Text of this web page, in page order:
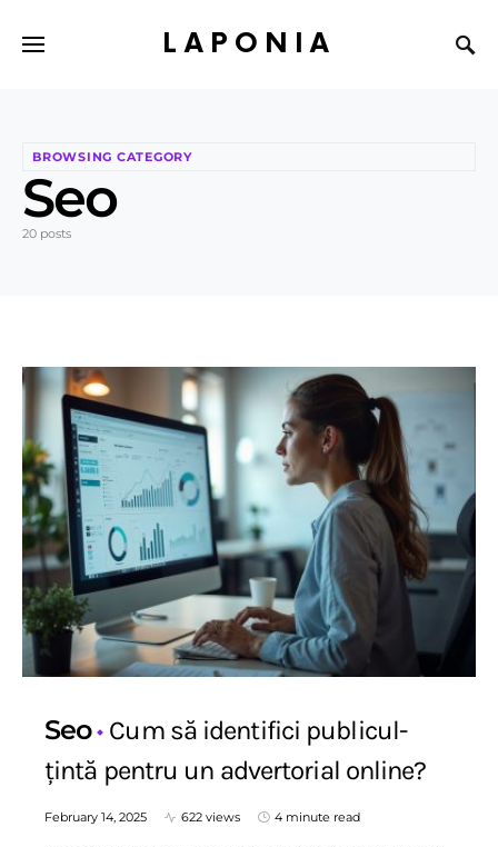
LAPONIA
BROWSING CATEGORY
Seo
20 posts
Seo Cum să identifici publicul-
țintă pentru un advertorial online?
February 14, 2025 622 views 4 minute read